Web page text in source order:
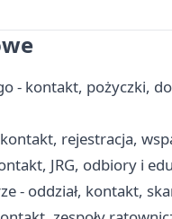
- kontakt, pożyczki,
rejestracja,
JRG, odbiory i
- oddział, kontakt,